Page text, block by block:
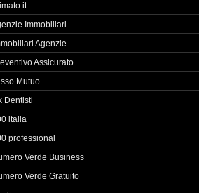
Immobiliari
Agenzie
Assicurato
Mutuo
Dentisti
italia
professional
Verde Business
Verde Gratuito